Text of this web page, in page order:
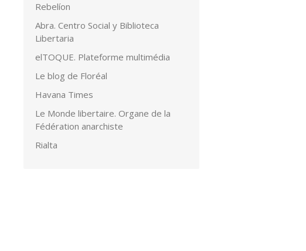
Rebelíon
Abra. Centro Social y Biblioteca
Libertaria
elTOQUE. Plateforme multimédia
Le blog de Floréal
Havana Times
Le Monde libertaire. Organe de la
Fédération anarchiste
Rialta